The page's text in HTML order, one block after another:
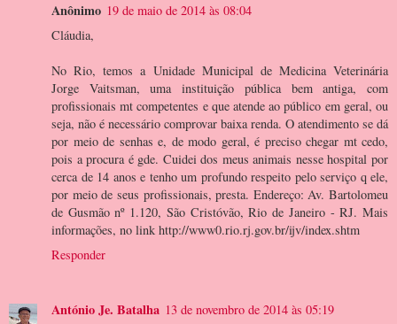
Anônimo 19 de maio de 2014 às 08:04
Cláudia,
No Rio, temos a Unidade Municipal de Medicina Veterinária
Jorge Vaitsman, uma instituição pública bem antiga, com
profissionais mt competentes e que atende ao público em geral, ou
seja, não é necessário comprovar baixa renda. O atendimento se dá
por meio de senhas e, de modo geral, é preciso chegar mt cedo,
pois a procura é gde. Cuidei dos meus animais nesse hospital por
cerca de 14 anos e tenho um profundo respeito pelo serviço q ele,
por meio de seus profissionais, presta. Endereço: Av. Bartolomeu
de Gusmão nº 1.120, São Cristóvão, Rio de Janeiro - RJ. Mais
informações, no link http://www0.rio.rj.gov.br/ijv/index.shtm
Responder
António Je. Batalha 13 de novembro de 2014 às 05:19